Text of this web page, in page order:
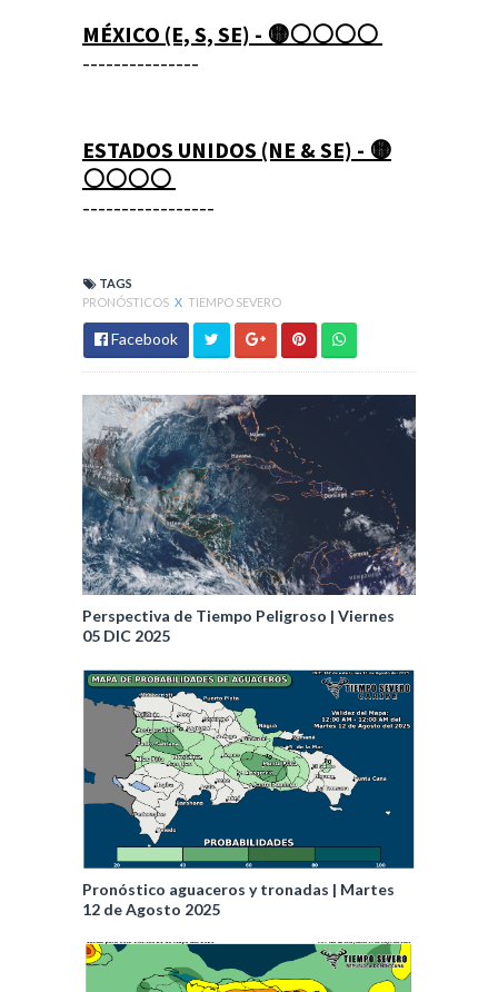
MÉXICO (E, S, SE) - 🟡⚪️⚪️⚪️⚪️
---------------
ESTADOS UNIDOS (NE & SE) - 🟡
⚪️⚪️⚪️⚪️
-----------------
TAGS
PRONÓSTICOS X TIEMPO SEVERO
Facebook
Perspectiva de Tiempo Peligroso | Viernes
05 DIC 2025
Pronóstico aguaceros y tronadas | Martes
12 de Agosto 2025